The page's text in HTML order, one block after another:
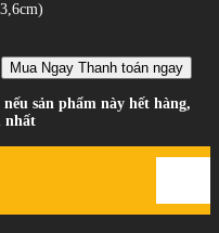
Mua Ngay Thanh toán ngay
sản phẩm này hết hàng,
nhất